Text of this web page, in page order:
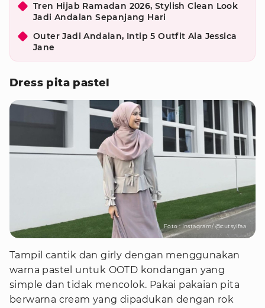
Tren Hijab Ramadan 2026, Stylish Clean Look
Jadi Andalan Sepanjang Hari
Outer Jadi Andalan, Intip 5 Outfit Ala Jessica
Jane
Dress pita pastel
Foto : Instagram/ @cutsyifaa
Tampil cantik dan girly dengan menggunakan
warna pastel untuk OOTD kondangan yang
simple dan tidak mencolok. Pakai pakaian pita
berwarna cream yang dipadukan dengan rok